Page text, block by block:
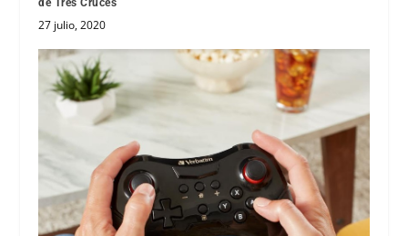
de Tres Cruces
27 julio, 2020